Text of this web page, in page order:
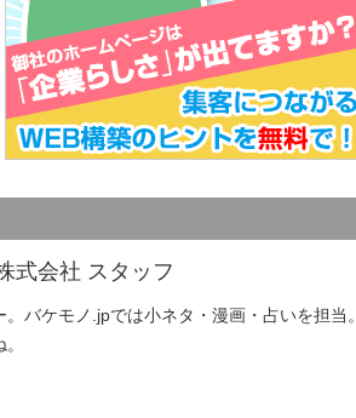
式会社 スタッフ
バケモノ.jpでは小ネタ・漫画・占いを担当。